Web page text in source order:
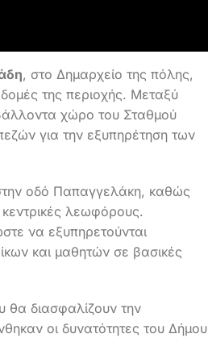
, στο Δημαρχείο της πόλης,
της περιοχής. Μεταξύ
χώρο του Σταθμού
για την εξυπηρέτηση των
οδό Παπαγγελάκη, καθώς
λεωφόρους.
να εξυπηρετούνται
και μαθητών σε βασικές
θα διασφαλίζουν την
οι δυνατότητες του Δήμου